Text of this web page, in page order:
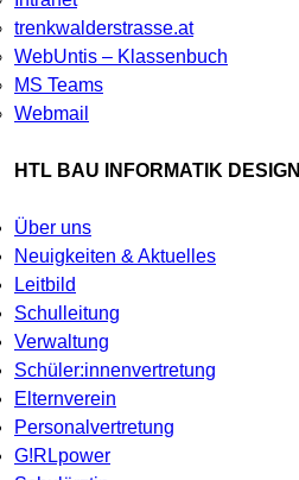
trenkwalderstrasse.at
WebUntis – Klassenbuch
MS Teams
Webmail
HTL BAU INFORMATIK DESIGN
Über uns
Neuigkeiten & Aktuelles
Leitbild
Schulleitung
Verwaltung
Schüler:innenvertretung
Elternverein
Personalvertretung
G!RLpower